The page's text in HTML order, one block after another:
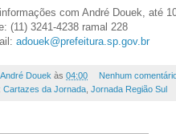
com André Douek, até
(11) 3241-4238 ramal 228
adouek@prefeitura.sp.gov.br
André Douek às 04:00
Nenhum
Cartazes da Jornada Jornada Região Sul